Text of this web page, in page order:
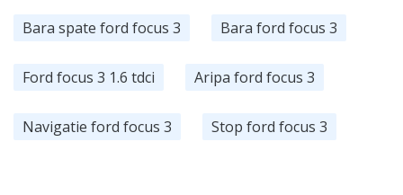
Bara spate ford focus 3 Bara ford focus 3
Ford focus 3 1.6 tdci Aripa ford focus 3
Navigatie ford focus 3 Stop ford focus 3